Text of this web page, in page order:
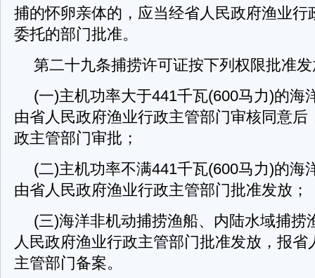
捕的怀卵亲体的，应当经省人民政府渔业行
委托的部门批准。
第二十九条捕捞许可证按下列权限批准
(一)主机功率大于441千瓦(600马力)的海
由省人民政府渔业行政主管部门审核同意后
政主管部门审批；
(二)主机功率不满441千瓦(600马力)的海
由省人民政府渔业行政主管部门批准发放；
(三)海洋非机动捕捞渔船、内陆水域捕捞
人民政府渔业行政主管部门批准发放，报省
主管部门备案。